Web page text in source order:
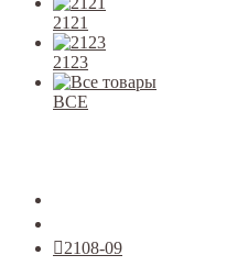
2121
2123
ВСЕ
2108-09